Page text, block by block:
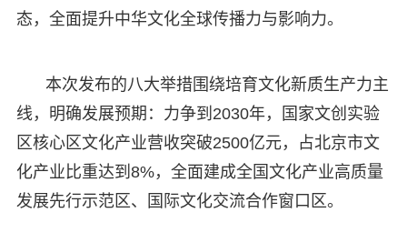
态，全面提升中华文化全球传播力与影响力。
本次发布的八大举措围绕培育文化新质生产力主
线，明确发展预期：力争到2030年，国家文创实验
区核心区文化产业营收突破2500亿元，占北京市文
化产业比重达到8%，全面建成全国文化产业高质量
发展先行示范区、国际文化交流合作窗口区。